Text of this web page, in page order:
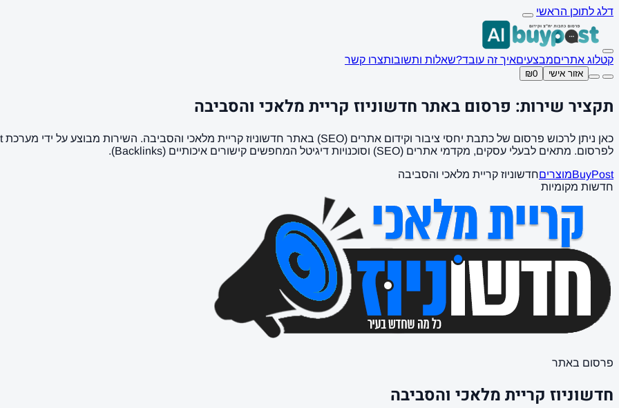
דלג לתוכן הראשי
קטלוג אתריםמבצעיםאיך זה עובד?שאלות ותשובותצרו קשר
אזור אישי ₪0
תקציר שירות: פרסום באתר חדשוניוז קריית מלאכי והסביבה
לפרסום. מתאים לבעלי עסקים, מקדמי אתרים (SEO) וסוכנויות דיגיטל המחפשים קישורים איכותיים (Backlinks).
BuyPostמוצריםחדשוניוז קריית מלאכי והסביבה
חדשות מקומיות
פרסום באתר
חדשוניוז קריית מלאכי והסביבה